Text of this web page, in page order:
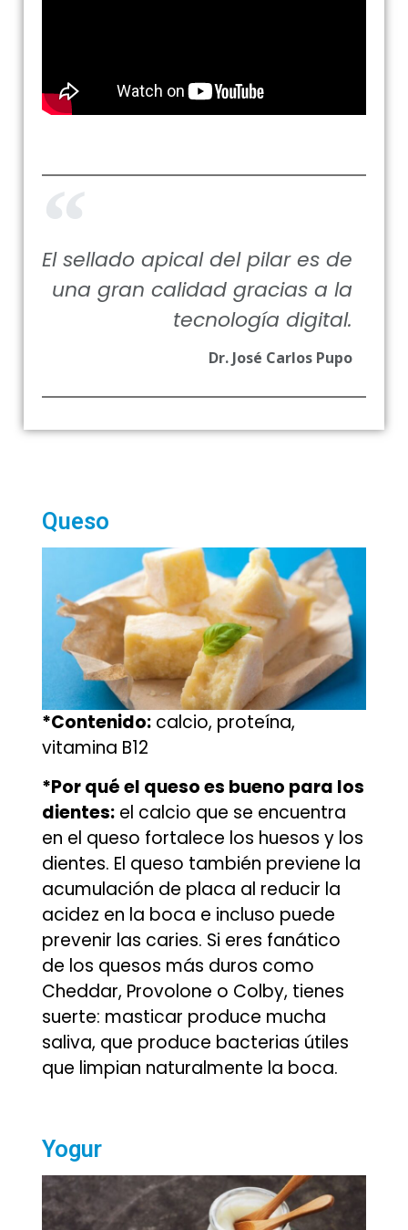
El sellado apical del pilar es de
una gran calidad gracias a la
tecnología digital.
Dr. José Carlos Pupo
Queso
*Contenido: calcio, proteína,
vitamina B12
*Por qué el queso es bueno para los
dientes: el calcio que se encuentra
en el queso fortalece los huesos y los
dientes. El queso también previene la
acumulación de placa al reducir la
acidez en la boca e incluso puede
prevenir las caries. Si eres fanático
de los quesos más duros como
Cheddar, Provolone o Colby, tienes
suerte: masticar produce mucha
saliva, que produce bacterias útiles
que limpian naturalmente la boca.
Yogur